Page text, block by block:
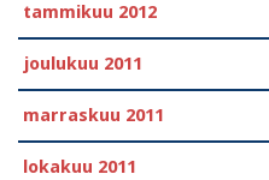
tammikuu 2012
joulukuu 2011
marraskuu 2011
lokakuu 2011